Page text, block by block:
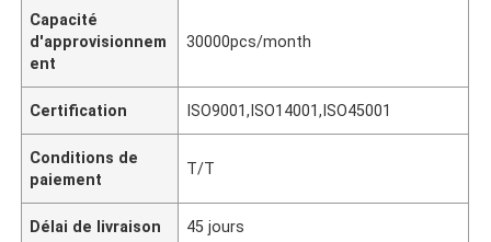
Capacité
d'approvisionnem
ent
30000pcs/month
Certification ISO9001,ISO14001,ISO45001
Conditions de
paiement
T/T
Délai de livraison 45 jours